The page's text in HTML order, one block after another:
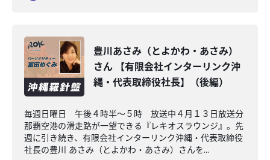
豊川あさみ（とよかわ・あさみ）
さん 【有限会社インターリンク沖
縄・代表取締役社長】（後編）
毎週日曜日 午後４時半～５時 放送中４月１３日放送分
那覇空港の滑走路が一望できる『レキオスラウンジ』。先
週に引き続き、有限会社インターリンク沖縄・代表取締役
社長の豊川 あさみ（とよかわ・あさみ）さんを...